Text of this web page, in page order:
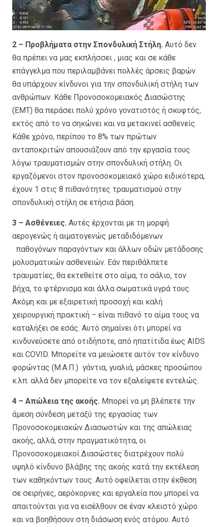
2 – Προβλήματα στην Σπονδυλική Στήλη. Αυτό δεν
θα πρέπει να μας εκπλήσσει , μιας και σε κάθε
επάγγελμα που περιλαμβάνει πολλές άρσεις βαρών
θα υπάρχουν κίνδυνοι για την σπονδυλική στήλη των
ανθρώπων. Κάθε Προνοσοκομειακός Διασώστης
(EMT) θα περάσει πολύ χρόνο γονατιστός ή σκυφτός,
εκτός από το να σηκώνει και να μετακινεί ασθενείς.
Κάθε χρόνο, περίπου το 8% των πρώτων
ανταποκριτών απουσιάζουν από την εργασία τους
λόγω τραυματισμών στην σπονδυλική στήλη. Οι
εργαζόμενοι στον προνοσοκομειακό χώρο ειδικότερα,
έχουν 1 στις 8 πιθανότητες τραυματισμού στην
σπονδυλική στήλη σε ετήσια βάση.
3 – Ασθένειες. Αυτές έρχονται με τη μορφή
αερογενώς ή αιματογενώς μεταδιδόμενων
παθογόνων παραγόντων και άλλων οδών μετάδοσης
μολυσματικών ασθενειών. Εάν περιθάλπετε
τραυματίες, θα εκτεθείτε στο αίμα, το σάλιο, τον
βήχα, το φτέρνισμα και άλλα σωματικά υγρά τους.
Ακόμη και με εξαιρετική προσοχή και καλή
χειρουργική πρακτική – είναι πιθανό το αίμα τους να
καταλήξει σε εσάς. Αυτό σημαίνει ότι μπορεί να
κινδυνεύσετε από οτιδήποτε, από ηπατίτιδα έως AIDS
και COVID. Μπορείτε να μειώσετε αυτόν τον κίνδυνο
φορώντας (Μ.Α.Π.) γάντια, γυαλιά, μάσκες προσώπου
κ.λπ. αλλά δεν μπορείτε να τον εξαλείψετε εντελώς.
4 – Απώλεια της ακοής. Μπορεί να μη βλέπετε την
άμεση σύνδεση μεταξύ της εργασίας των
Προνοσοκομειακών Διασωστών και της απώλειας
ακοής, αλλά, στην πραγματικότητα, οι
Προνοσοκομειακοί Διασώστες διατρέχουν πολύ
υψηλό κίνδυνο βλάβης της ακοής κατά την εκτέλεση
των καθηκόντων τους. Αυτό οφείλεται στην έκθεση
σε σειρήνες, αερόκορνες και εργαλεία που μπορεί να
απαιτούνται για να εισέλθουν σε έναν κλειστό χώρο
και να βοηθήσουν στη διάσωση ενός ατόμου. Αυτό